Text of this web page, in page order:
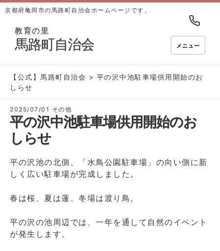
京都府亀岡市の馬路町自治会ホームページです。
教育の里
馬路町自治会 メニュー
【公式】馬路町自治会 > 平の沢中池駐車場供用開始のお
しらせ
2025/07/01 その他
平の沢中池駐車場供用開始のお
しらせ
平の沢池の北側、「水鳥公園駐車場」の向い側に新
しく広い駐車場が完成しました。
春は桜、夏は蓮、冬場は渡り鳥。
平の沢の池周辺では、一年を通して自然のイベント
が発生します。